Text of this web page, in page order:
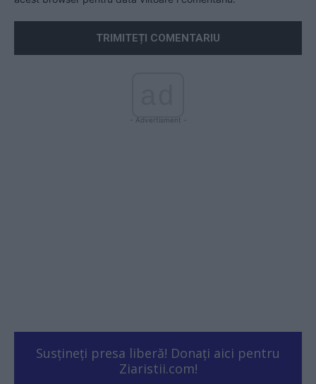
- Advertisment -
Susțineți presa liberă! Donați aici pentru
Ziaristii.com!